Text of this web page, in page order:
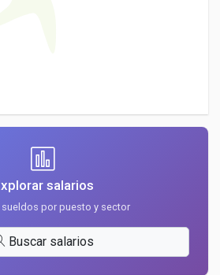
salarios
sueldos por puesto y sector
Buscar salarios